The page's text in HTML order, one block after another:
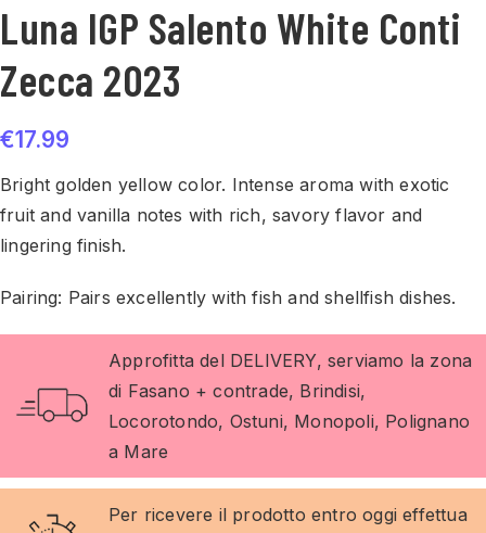
Luna IGP Salento White Conti
Zecca 2023
€17.99
Bright golden yellow color. Intense aroma with exotic
fruit and vanilla notes with rich, savory flavor and
lingering finish.
Pairing: Pairs excellently with fish and shellfish dishes.
Approfitta del DELIVERY, serviamo la zona
di Fasano + contrade, Brindisi,
Locorotondo, Ostuni, Monopoli, Polignano
a Mare
Per ricevere il prodotto entro oggi effettua